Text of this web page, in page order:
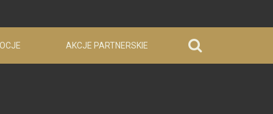
AKCJE PARTNERSKIE